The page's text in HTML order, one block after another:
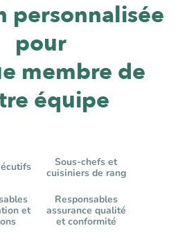
personnalisée
pour
membre de
équipe
Sous-chefs et
cuisiniers de rang
et
Responsables
assurance qualité
et conformité